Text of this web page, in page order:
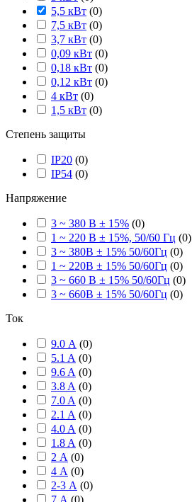
5,5 кВт (0)
7,5 кВт (0)
3,7 кВт (0)
0,09 кВт (0)
0,18 кВт (0)
0,12 кВт (0)
4 кВт (0)
1,5 кВт (0)
Степень защиты
IP20 (0)
IP54 (0)
Напряжение
3 ~ 380 В ± 15% (0)
1 ~ 220 В ± 15%, 50/60 Гц (0)
3 ~ 380В ± 15% 50/60Гц (0)
1 ~ 220В ± 15% 50/60Гц (0)
3 ~ 660 В ± 15% 50/60Гц (0)
3 ~ 660В ± 15% 50/60Гц (0)
Ток
9.0 А (0)
5.1 A (0)
9.6 A (0)
3.8 A (0)
7.0 A (0)
2.1 A (0)
4.0 A (0)
1.8 A (0)
2 А (0)
4 А (0)
2-3 А (0)
7 А (0)